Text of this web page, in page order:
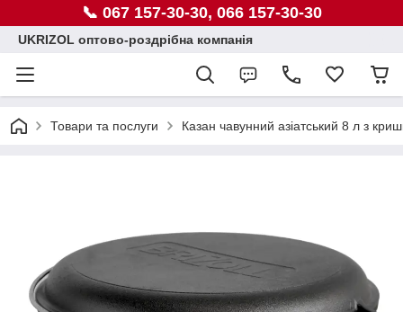
📞 067 157-30-30, 066 157-30-30
UKRIZOL оптово-роздрібна компанія
Товари та послуги Казан чавунний азіатський 8 л з